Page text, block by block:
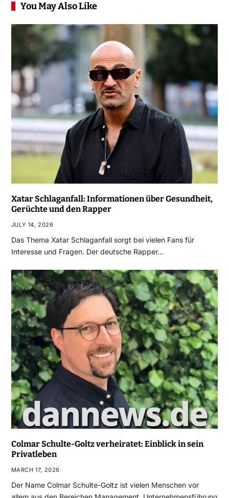
You May Also Like
Xatar Schlaganfall: Informationen über Gesundheit,
Gerüchte und den Rapper
JULY 14, 2026
Das Thema Xatar Schlaganfall sorgt bei vielen Fans für
Interesse und Fragen. Der deutsche Rapper…
Colmar Schulte-Goltz verheiratet: Einblick in sein
Privatleben
MARCH 17, 2026
Der Name Colmar Schulte-Goltz ist vielen Menschen vor